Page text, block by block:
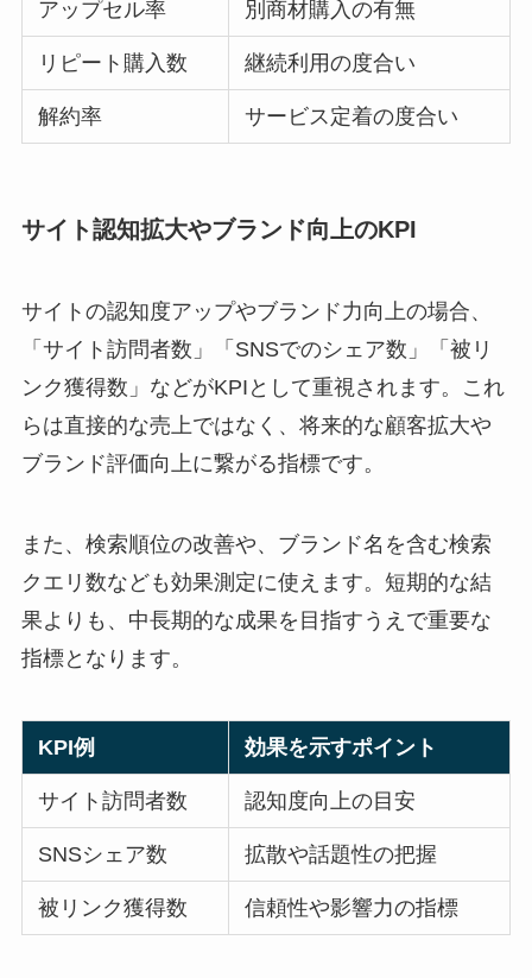
アップセル率 別商材購入の有無
リピート購入数 継続利用の度合い
解約率 サービス定着の度合い
サイト認知拡大やブランド向上のKPI
サイトの認知度アップやブランド力向上の場合、
「サイト訪問者数」「SNSでのシェア数」「被リ
ンク獲得数」などがKPIとして重視されます。これ
らは直接的な売上ではなく、将来的な顧客拡大や
ブランド評価向上に繋がる指標です。
また、検索順位の改善や、ブランド名を含む検索
クエリ数なども効果測定に使えます。短期的な結
果よりも、中長期的な成果を目指すうえで重要な
指標となります。
KPI例 効果を示すポイント
サイト訪問者数 認知度向上の目安
SNSシェア数 拡散や話題性の把握
被リンク獲得数 信頼性や影響力の指標